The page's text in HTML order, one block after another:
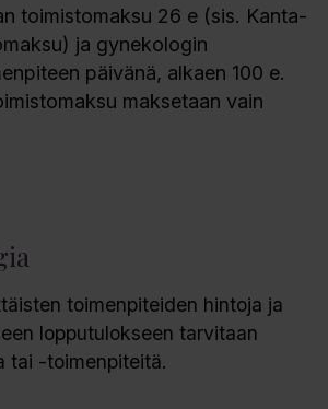
toimistomaksu 26 e (sis. Kanta-
ja gynekologin
päivänä, alkaen 100 e.
maksetaan vain
toimenpiteiden hintoja ja
lopputulokseen tarvitaan
tai -toimenpiteitä.